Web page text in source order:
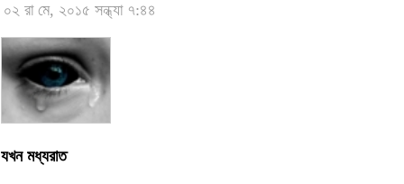
০২ রা মে, ২০১৫ সন্ধ্যা ৭:৪৪
যখন মধ্যরাত